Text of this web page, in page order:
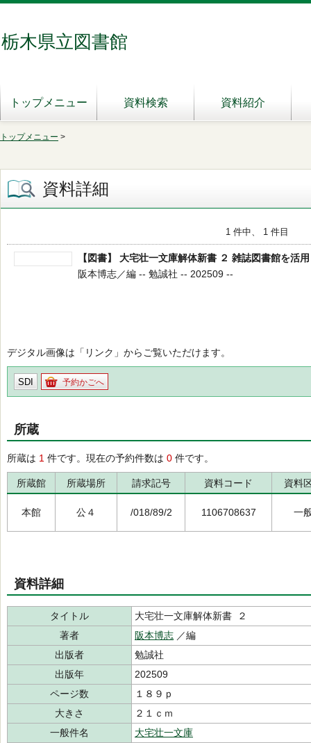
栃木県立図書館
トップメニュー 資料検索 資料紹介
トップメニュー >
資料詳細
1 件中、 1 件目
【図書】 大宅壮一文庫解体新書 ２ 雑誌図書館を活
阪本博志／編 -- 勉誠社 -- 202509 --
デジタル画像は「リンク」からご覧いただけます。
SDI 予約かごへ
所蔵
所蔵は 1 件です。現在の予約件数は 0 件です。
所蔵館 所蔵場所 請求記号 資料コード 資料
本館 公４ /018/89/2 1106708637 一
資料詳細
タイトル
大宅壮一文庫解体新書 ２
著者
阪本博志 ／編
出版者
勉誠社
出版年
202509
ページ数
１８９ｐ
大きさ
２１ｃｍ
一般件名
大宅壮一文庫